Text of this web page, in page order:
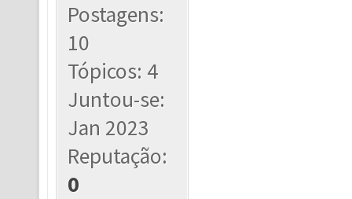
Postagens:
10
Tópicos: 4
Juntou-se:
Jan 2023
Reputação:
0